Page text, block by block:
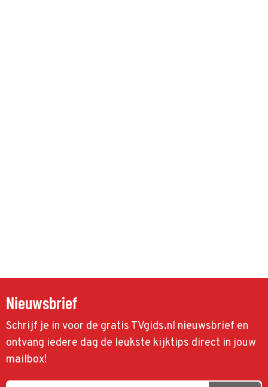
Nieuwsbrief
Schrijf je in voor de gratis TVgids.nl nieuwsbrief en
ontvang iedere dag de leukste kijktips direct in jouw
mailbox!